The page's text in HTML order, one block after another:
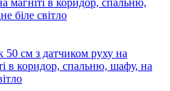
см з датчиком руху на
в коридор, спальню, шафу, на